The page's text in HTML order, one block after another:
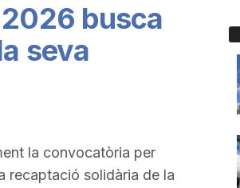
busca
seva
la convocatòria per
recaptació solidària de la